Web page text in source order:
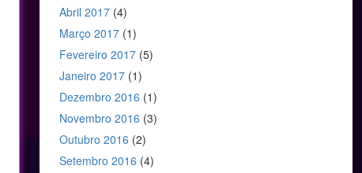
Abril 2017 (4)
Março 2017 (1)
Fevereiro 2017 (5)
Janeiro 2017 (1)
Dezembro 2016 (1)
Novembro 2016 (3)
Outubro 2016 (2)
Setembro 2016 (4)